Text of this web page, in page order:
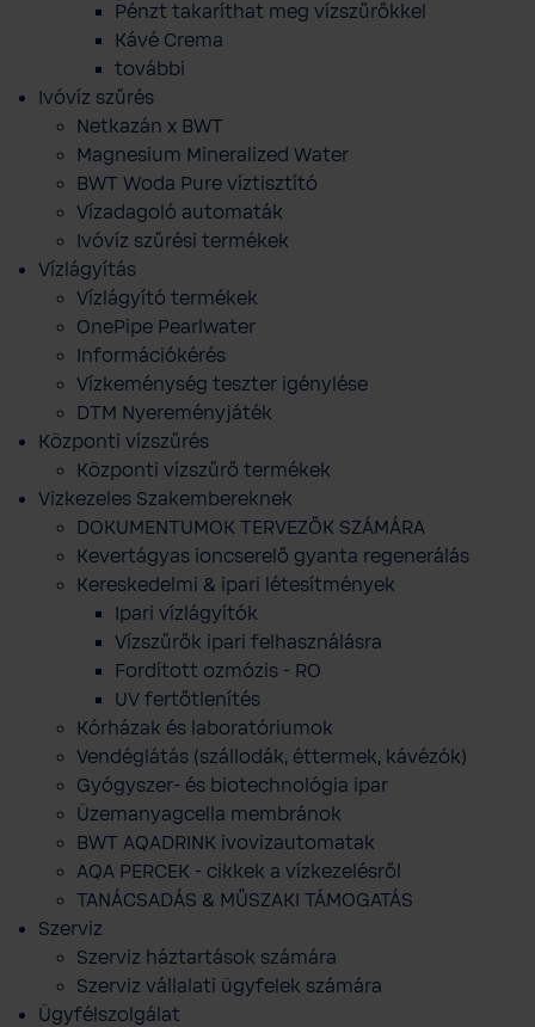
Pénzt takaríthat meg vízszűrőkkel
Kávé Crema
további
Ivóvíz szűrés
Netkazán x BWT
Magnesium Mineralized Water
BWT Woda Pure víztisztító
Vízadagoló automaták
Ivóvíz szűrési termékek
Vízlágyítás
Vízlágyító termékek
OnePipe Pearlwater
Információkérés
Vízkeménység teszter igénylése
DTM Nyereményjáték
Központi vízszűrés
Központi vízszűrő termékek
Vizkezeles Szakembereknek
DOKUMENTUMOK TERVEZŐK SZÁMÁRA
Kevertágyas ioncserelő gyanta regenerálás
Kereskedelmi & ipari létesítmények
Ipari vízlágyítók
Vízszűrők ipari felhasználásra
Fordított ozmózis - RO
UV fertőtlenítés
Kórházak és laboratóriumok
Vendéglátás (szállodák, éttermek, kávézók)
Gyógyszer- és biotechnológia ipar
Üzemanyagcella membránok
BWT AQADRINK ivovizautomatak
AQA PERCEK - cikkek a vízkezelésről
TANÁCSADÁS & MŰSZAKI TÁMOGATÁS
Szerviz
Szerviz háztartások számára
Szerviz vállalati ügyfelek számára
Ügyfélszolgálat